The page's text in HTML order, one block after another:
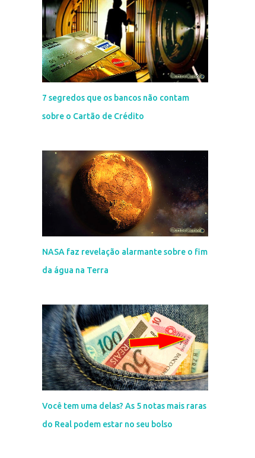
7 segredos que os bancos não contam
sobre o Cartão de Crédito
NASA faz revelação alarmante sobre o fim
da água na Terra
Você tem uma delas? As 5 notas mais raras
do Real podem estar no seu bolso